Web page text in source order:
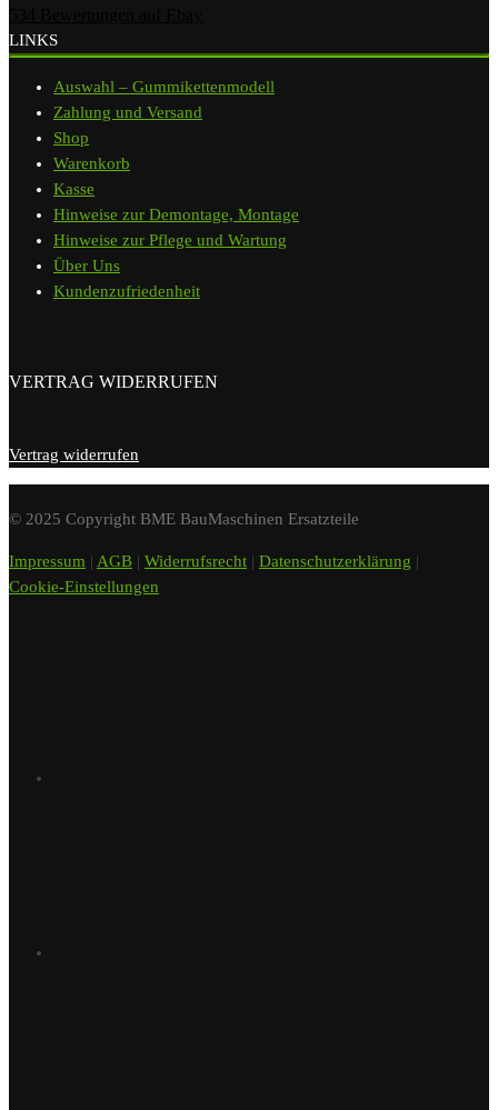
LINKS
Auswahl – Gummikettenmodell
Zahlung und Versand
Shop
Warenkorb
Kasse
Hinweise zur Demontage, Montage
Hinweise zur Pflege und Wartung
Über Uns
Kundenzufriedenheit
VERTRAG WIDERRUFEN
Vertrag widerrufen
© 2025 Copyright BME BauMaschinen Ersatzteile
Impressum | AGB | Widerrufsrecht | Datenschutzerklärung |
Cookie-Einstellungen